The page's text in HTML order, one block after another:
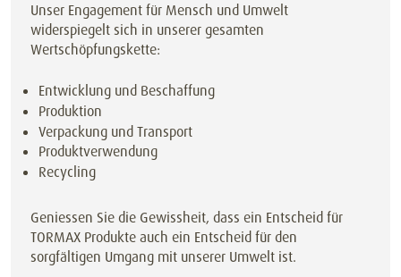
Unser Engagement für Mensch und Umwelt
widerspiegelt sich in unserer gesamten
Wertschöpfungskette:
Entwicklung und Beschaffung
Produktion
Verpackung und Transport
Produktverwendung
Recycling
Geniessen Sie die Gewissheit, dass ein Entscheid für
TORMAX Produkte auch ein Entscheid für den
sorgfältigen Umgang mit unserer Umwelt ist.